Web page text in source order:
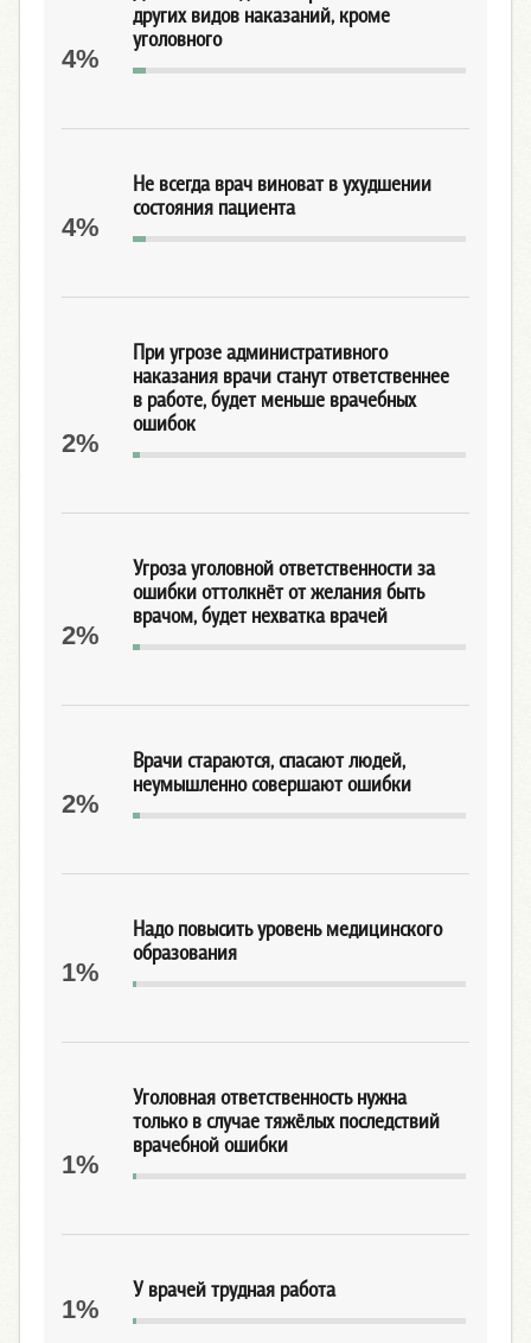
других видов наказаний, кроме
уголовного
4%
Не всегда врач виноват в ухудшении
состояния пациента
4%
При угрозе административного
наказания врачи станут ответственнее
в работе, будет меньше врачебных
ошибок
2%
Угроза уголовной ответственности за
ошибки оттолкнёт от желания быть
врачом, будет нехватка врачей
2%
Врачи стараются, спасают людей,
неумышленно совершают ошибки
2%
Надо повысить уровень медицинского
образования
1%
Уголовная ответственность нужна
только в случае тяжёлых последствий
врачебной ошибки
1%
У врачей трудная работа
1%